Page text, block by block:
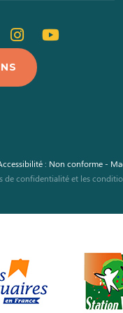
Suivez-
nous
sur
Suivez-
: Non conforme-
de confidentialitéet les